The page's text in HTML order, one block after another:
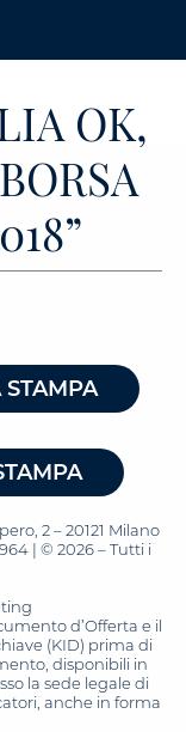
OK,
STAMPA
2 – 20121 Milano
| © 2026 – Tutti i
d’Offerta e il
(KID) prima di
disponibili in
la sede legale di
anche in forma